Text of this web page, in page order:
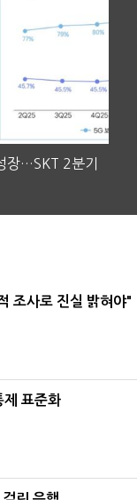
장…SKT 2분기
조사로 진실 밝혀야"
제 표준화